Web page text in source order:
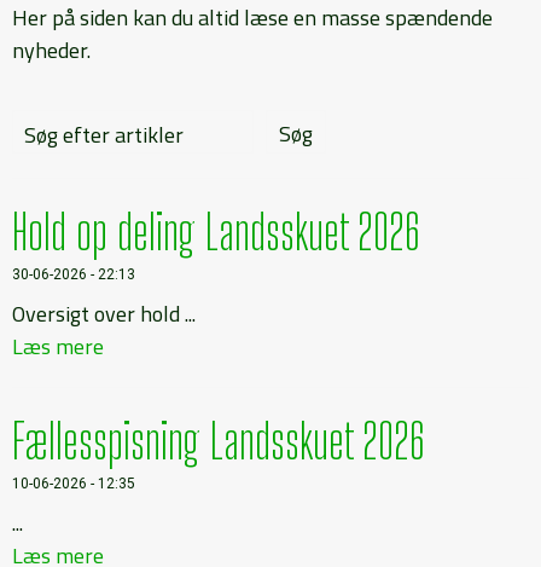
Her på siden kan du altid læse en masse spændende
nyheder.
Søg efter artikler
Hold op deling Landsskuet 2026
30-06-2026 - 22:13
Oversigt over hold ...
Læs mere
Fællesspisning Landsskuet 2026
10-06-2026 - 12:35
...
Læs mere